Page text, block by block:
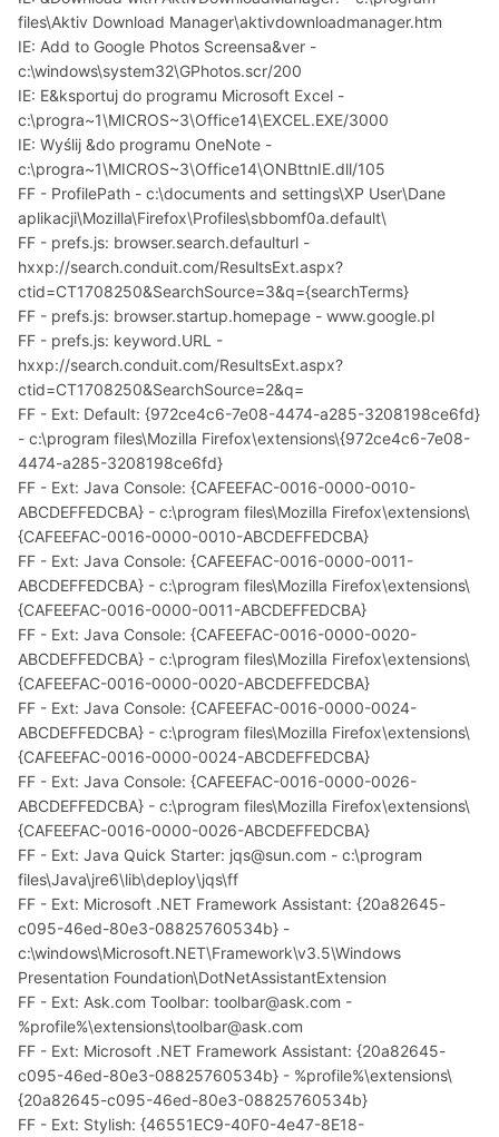
files\Aktiv Download Manager\aktivdownloadmanager.htm
IE: Add to Google Photos Screensa&ver -
c:\windows\system32\GPhotos.scr/200
IE: E&ksportuj do programu Microsoft Excel -
c:\progra~1\MICROS~3\Office14\EXCEL.EXE/3000
IE: Wyślij &do programu OneNote -
c:\progra~1\MICROS~3\Office14\ONBttnIE.dll/105
FF - ProfilePath - c:\documents and settings\XP User\Dane
aplikacji\Mozilla\Firefox\Profiles\sbbomf0a.default\
FF - prefs.js: browser.search.defaulturl -
hxxp://search.conduit.com/ResultsExt.aspx?
ctid=CT1708250&SearchSource=3&q={searchTerms}
FF - prefs.js: browser.startup.homepage - www.google.pl
FF - prefs.js: keyword.URL -
hxxp://search.conduit.com/ResultsExt.aspx?
ctid=CT1708250&SearchSource=2&q=
FF - Ext: Default: {972ce4c6-7e08-4474-a285-3208198ce6fd}
- c:\program files\Mozilla Firefox\extensions\{972ce4c6-7e08-
4474-a285-3208198ce6fd}
FF - Ext: Java Console: {CAFEEFAC-0016-0000-0010-
ABCDEFFEDCBA} - c:\program files\Mozilla Firefox\extensions\
{CAFEEFAC-0016-0000-0010-ABCDEFFEDCBA}
FF - Ext: Java Console: {CAFEEFAC-0016-0000-0011-
ABCDEFFEDCBA} - c:\program files\Mozilla Firefox\extensions\
{CAFEEFAC-0016-0000-0011-ABCDEFFEDCBA}
FF - Ext: Java Console: {CAFEEFAC-0016-0000-0020-
ABCDEFFEDCBA} - c:\program files\Mozilla Firefox\extensions\
{CAFEEFAC-0016-0000-0020-ABCDEFFEDCBA}
FF - Ext: Java Console: {CAFEEFAC-0016-0000-0024-
ABCDEFFEDCBA} - c:\program files\Mozilla Firefox\extensions\
{CAFEEFAC-0016-0000-0024-ABCDEFFEDCBA}
FF - Ext: Java Console: {CAFEEFAC-0016-0000-0026-
ABCDEFFEDCBA} - c:\program files\Mozilla Firefox\extensions\
{CAFEEFAC-0016-0000-0026-ABCDEFFEDCBA}
FF - Ext: Java Quick Starter: jqs@sun.com - c:\program
files\Java\jre6\lib\deploy\jqs\ff
FF - Ext: Microsoft .NET Framework Assistant: {20a82645-
c095-46ed-80e3-08825760534b} -
c:\windows\Microsoft.NET\Framework\v3.5\Windows
Presentation Foundation\DotNetAssistantExtension
FF - Ext: Ask.com Toolbar: toolbar@ask.com -
%profile%\extensions\toolbar@ask.com
FF - Ext: Microsoft .NET Framework Assistant: {20a82645-
c095-46ed-80e3-08825760534b} - %profile%\extensions\
{20a82645-c095-46ed-80e3-08825760534b}
FF - Ext: Stylish: {46551EC9-40F0-4e47-8E18-